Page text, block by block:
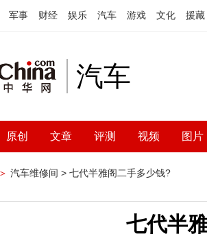
军事 财经 娱乐 汽车 游戏 文化 援藏
汽车
原创 文章 评测 视频 图片
汽车维修间 > 七代半雅阁二手多少钱?
七代半